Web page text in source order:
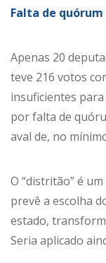
Falta de quórum
Apenas 20
teve 216 votos
insuficientes
por falta de
aval de, no
O “distritão” é
prevê a escolha
estado,
Seria aplicado